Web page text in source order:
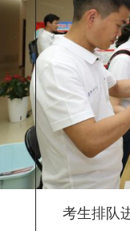
考生排队